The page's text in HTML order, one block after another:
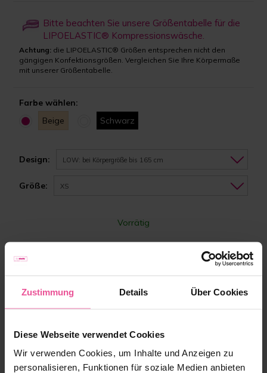
Zustimmung Details Über Cookies
Diese Webseite verwendet Cookies
Wir verwenden Cookies, um Inhalte und Anzeigen zu
personalisieren, Funktionen für soziale Medien anbieten
Bitte beachten Sie unsere Größentabelle für die
LIPOELASTIC® Kompressionswäsche.
Achtung: die LIPOELASTIC® Größen entsprechen nicht den
gängigen Konfektionsgrößen. Vergleichen Sie Ihre Körpermaße
mit unserer Größentabelle.
Farbe wählen:
Beige
Schwarz
Design: LOW: bei Körpergröße bis 165 cm
Größe: XS
Vorrätig